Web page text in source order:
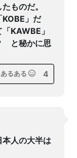
ものだ。
」だ
KAWBE」
と秘かに思
あるある 4
人の大半は